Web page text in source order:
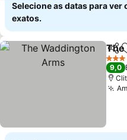
Selecione as datas para ver
exatos.
The
3
9,0